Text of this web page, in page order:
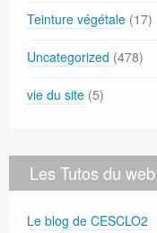
Teinture végétale (17)
Uncategorized (478)
vie du site (5)
Les Tutos du web
Le blog de CESCLO2